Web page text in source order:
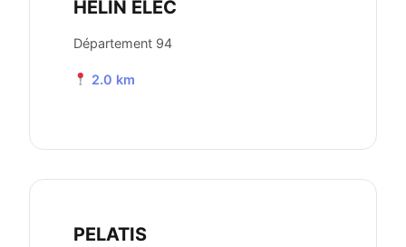
HELIN ELEC
Département 94
2.0 km
PELATIS